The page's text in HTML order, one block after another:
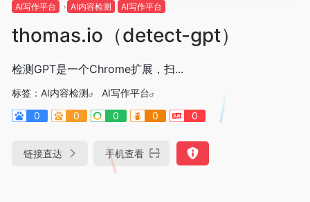
AI写作平台 AI内容检测 AI写作平台
thomas.io（detect-gpt）
检测GPT是一个Chrome扩展，扫...
标签： AI内容检测
AI写作平台
0
0 0 0 0
链接直达 手机查看